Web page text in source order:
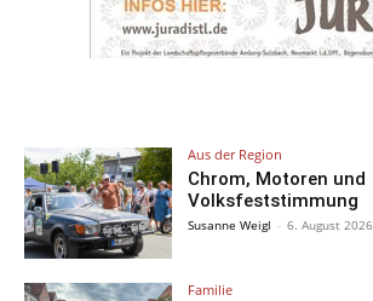
Aus der Region
Chrom, Motoren und
Volksfeststimmung
Susanne Weigl - 6. August 2026
Familie